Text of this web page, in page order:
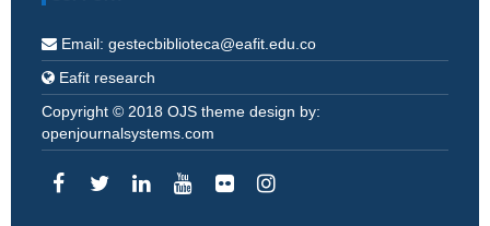
Email: gestecbiblioteca@eafit.edu.co
Eafit research
Copyright © 2018 OJS theme design by:
openjournalsystems.com